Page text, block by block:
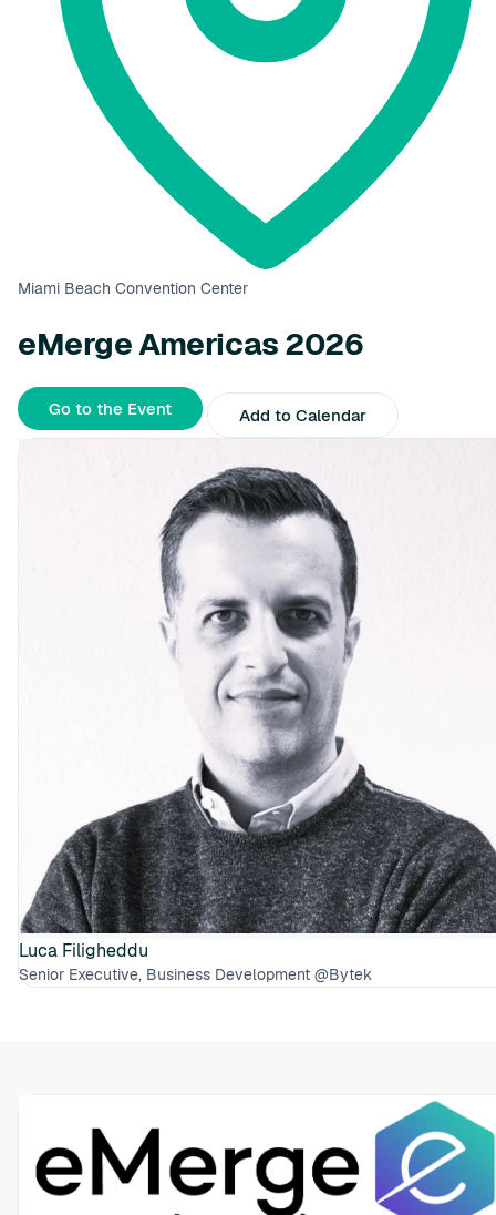
Miami Beach Convention Center
eMerge Americas 2026
Go to the Event Add to Calendar
Luca Filigheddu
Senior Executive, Business Development @Bytek